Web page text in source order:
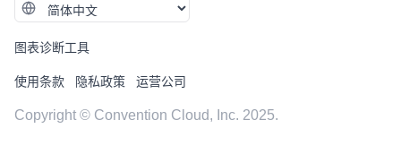
图表诊断工具
使用条款 隐私政策 运营公司
Copyright © Convention Cloud, Inc. 2025.